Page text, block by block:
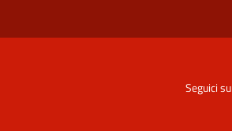
Seguici su